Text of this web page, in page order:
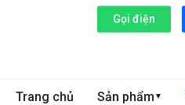
Gọi điện
Trang chủ Sản phẩm ▼